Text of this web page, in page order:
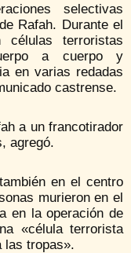
selectivas
Rafah. Durante el
terroristas
a cuerpo y
en varias redadas
castrense.
a un francotirador
agregó.
en el centro
murieron en el
en la operación de
«célula terrorista
las tropas».